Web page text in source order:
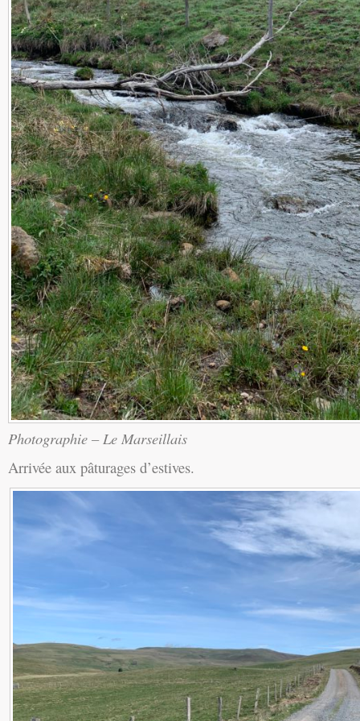
Photographie – Le Marseillais
Arrivée aux pâturages d’estives.